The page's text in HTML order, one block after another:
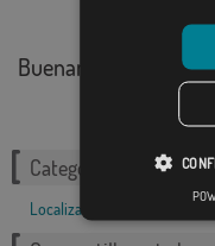
Buenamadre
Categorias
Localizações